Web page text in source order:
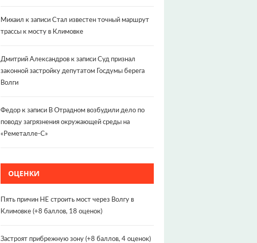
Михаил к записи Стал известен точный маршрут
трассы к мосту в Климовке
Дмитрий Александров к записи Суд признал
законной застройку депутатом Госдумы берега
Волги
Федор к записи В Отрадном возбудили дело по
поводу загрязнения окружающей среды на
«Реметалле-С»
ОЦЕНКИ
Пять причин НЕ строить мост через Волгу в
Климовке (+8 баллов, 18 оценок)
Застроят прибрежную зону (+8 баллов, 4 оценок)